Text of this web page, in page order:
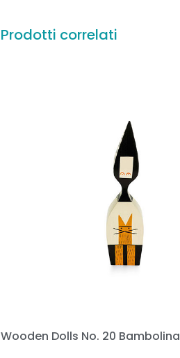
Prodotti correlati
Wooden Dolls No. 20 Bambolina